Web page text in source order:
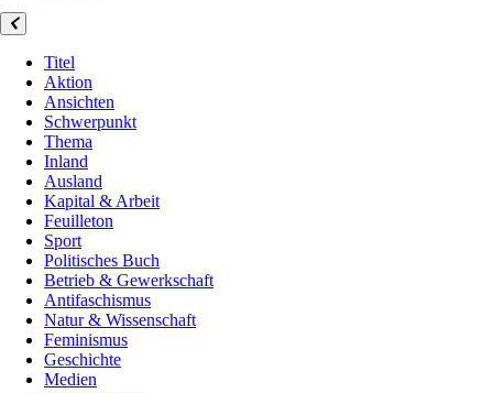
Titel
Aktion
Ansichten
Schwerpunkt
Thema
Inland
Ausland
Kapital & Arbeit
Feuilleton
Sport
Politisches Buch
Betrieb & Gewerkschaft
Antifaschismus
Natur & Wissenschaft
Feminismus
Geschichte
Medien